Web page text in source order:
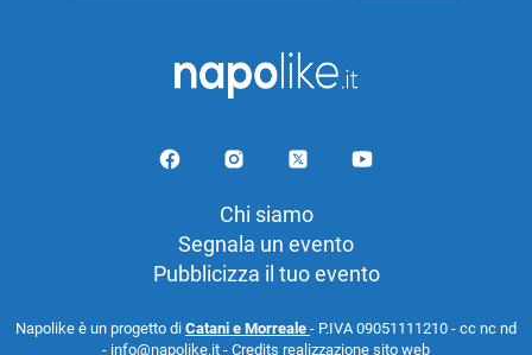
Chi siamo
Segnala un evento
Pubblicizza il tuo evento
Napolike è un progetto di Catani e Morreale - P.IVA 09051111210 - cc nc nd
- info@napolike.it - Credits realizzazione sito web